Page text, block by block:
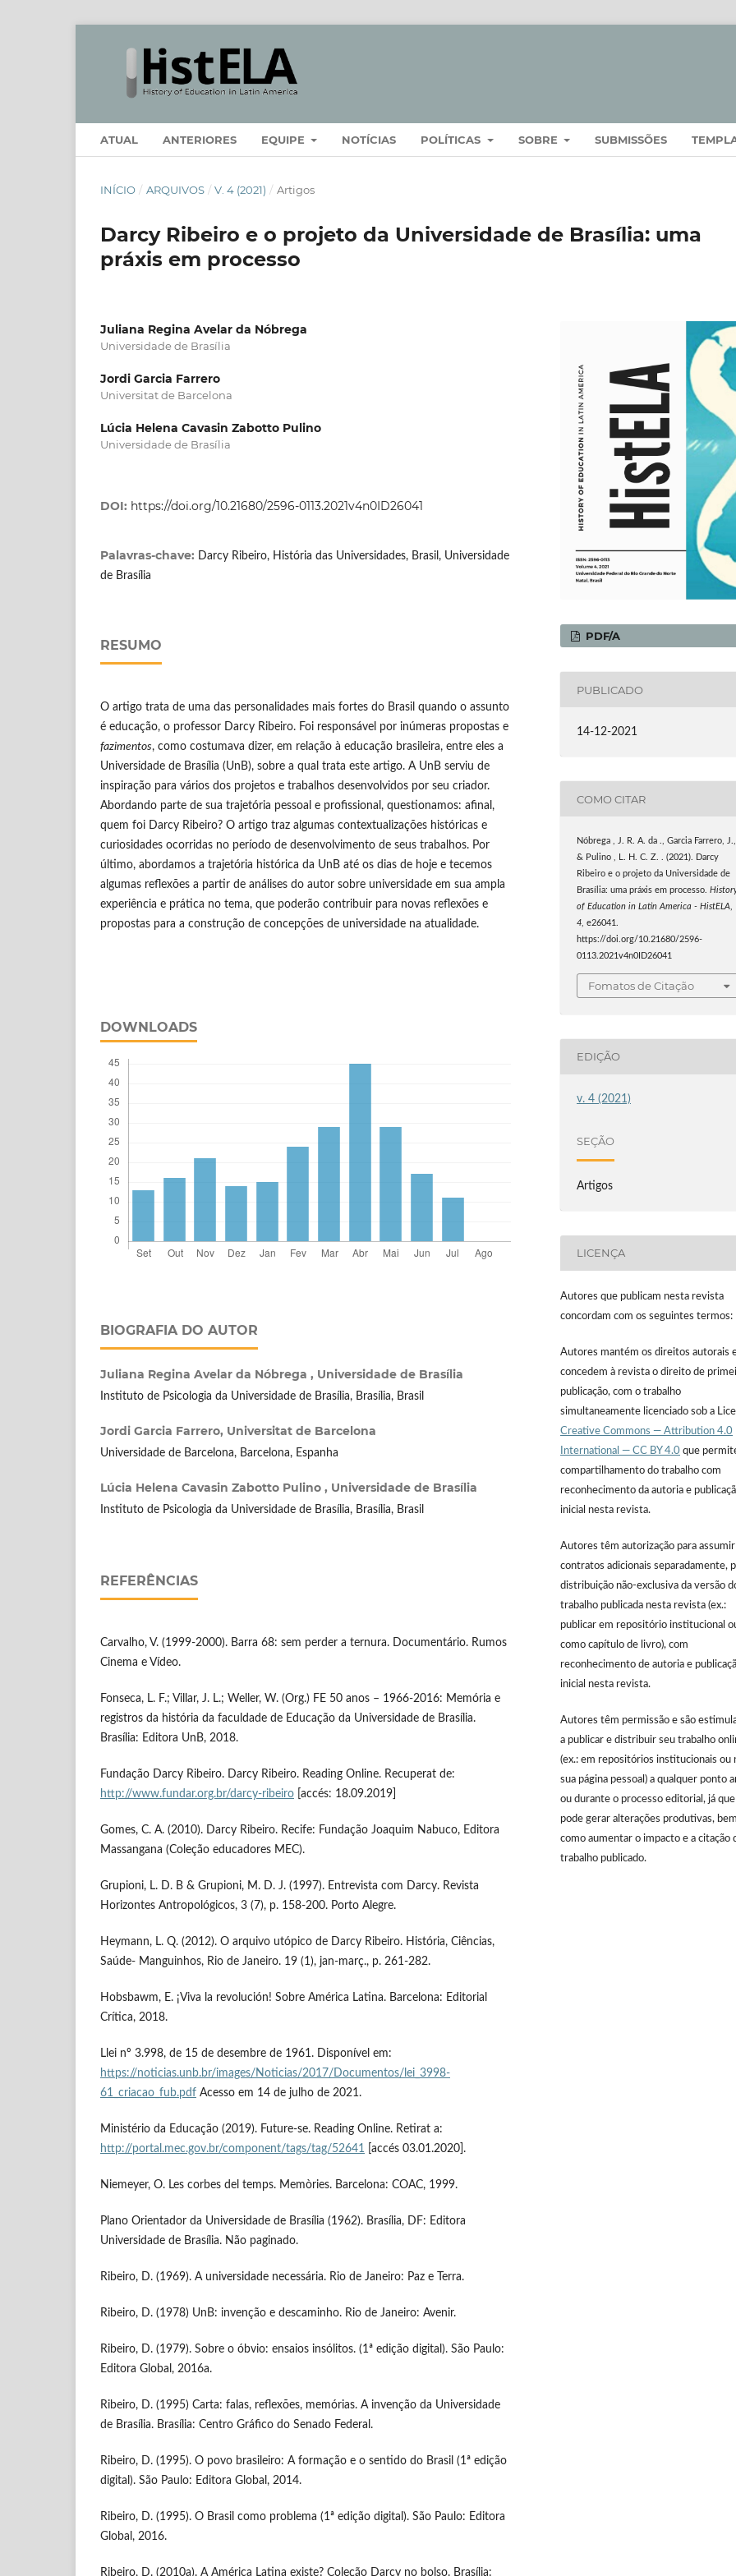
ATUAL ANTERIORES EQUIPE NOTÍCIAS POLÍTICAS SOBRE SUBMISSÕES
INÍCIO / ARQUIVOS / V. 4 (2021) / Artigos
Darcy Ribeiro e o projeto da Universidade de Brasília: uma
práxis em processo
Juliana Regina Avelar da Nóbrega
Universidade de Brasília
Jordi Garcia Farrero
Universitat de Barcelona
Lúcia Helena Cavasin Zabotto Pulino
Universidade de Brasília
DOI: https://doi.org/10.21680/2596-0113.2021v4n0ID26041
Palavras-chave: Darcy Ribeiro, História das Universidades, Brasil, Universidade
de Brasília
RESUMO
O artigo trata de uma das personalidades mais fortes do Brasil quando o assunto
é educação, o professor Darcy Ribeiro. Foi responsável por inúmeras propostas e
fazimentos, como costumava dizer, em relação à educação brasileira, entre eles a
Universidade de Brasília (UnB), sobre a qual trata este artigo. A UnB serviu de
inspiração para vários dos projetos e trabalhos desenvolvidos por seu criador.
Abordando parte de sua trajetória pessoal e profissional, questionamos: afinal,
quem foi Darcy Ribeiro? O artigo traz algumas contextualizações históricas e
curiosidades ocorridas no período de desenvolvimento de seus trabalhos. Por
último, abordamos a trajetória histórica da UnB até os dias de hoje e tecemos
algumas reflexões a partir de análises do autor sobre universidade em sua ampla
experiência e prática no tema, que poderão contribuir para novas reflexões e
propostas para a construção de concepções de universidade na atualidade.
DOWNLOADS
BIOGRAFIA DO AUTOR
Juliana Regina Avelar da Nóbrega , Universidade de Brasília
Instituto de Psicologia da Universidade de Brasília, Brasília, Brasil
Jordi Garcia Farrero, Universitat de Barcelona
Universidade de Barcelona, Barcelona, Espanha
Lúcia Helena Cavasin Zabotto Pulino , Universidade de Brasília
Instituto de Psicologia da Universidade de Brasília, Brasília, Brasil
REFERÊNCIAS
Carvalho, V. (1999-2000). Barra 68: sem perder a ternura. Documentário. Rumos
Cinema e Vídeo.
Fonseca, L. F.; Villar, J. L.; Weller, W. (Org.) FE 50 anos – 1966-2016: Memória e
registros da história da faculdade de Educação da Universidade de Brasília.
Brasília: Editora UnB, 2018.
Fundação Darcy Ribeiro. Darcy Ribeiro. Reading Online. Recuperat de:
http://www.fundar.org.br/darcy-ribeiro [accés: 18.09.2019]
Gomes, C. A. (2010). Darcy Ribeiro. Recife: Fundação Joaquim Nabuco, Editora
Massangana (Coleção educadores MEC).
Grupioni, L. D. B & Grupioni, M. D. J. (1997). Entrevista com Darcy. Revista
Horizontes Antropológicos, 3 (7), p. 158-200. Porto Alegre.
Heymann, L. Q. (2012). O arquivo utópico de Darcy Ribeiro. História, Ciências,
Saúde- Manguinhos, Rio de Janeiro. 19 (1), jan-març., p. 261-282.
Hobsbawm, E. ¡Viva la revolución! Sobre América Latina. Barcelona: Editorial
Crítica, 2018.
Llei nº 3.998, de 15 de desembre de 1961. Disponível em:
https://noticias.unb.br/images/Noticias/2017/Documentos/lei_3998-
61_criacao_fub.pdf Acesso em 14 de julho de 2021.
Ministério da Educação (2019). Future-se. Reading Online. Retirat a:
http://portal.mec.gov.br/component/tags/tag/52641 [accés 03.01.2020].
Niemeyer, O. Les corbes del temps. Memòries. Barcelona: COAC, 1999.
Plano Orientador da Universidade de Brasília (1962). Brasília, DF: Editora
Universidade de Brasília. Não paginado.
Ribeiro, D. (1969). A universidade necessária. Rio de Janeiro: Paz e Terra.
Ribeiro, D. (1978) UnB: invenção e descaminho. Rio de Janeiro: Avenir.
Ribeiro, D. (1979). Sobre o óbvio: ensaios insólitos. (1ª edição digital). São Paulo:
Editora Global, 2016a.
Ribeiro, D. (1995) Carta: falas, reflexões, memórias. A invenção da Universidade
de Brasília. Brasília: Centro Gráfico do Senado Federal.
Ribeiro, D. (1995). O povo brasileiro: A formação e o sentido do Brasil (1ª edição
digital). São Paulo: Editora Global, 2014.
Ribeiro, D. (1995). O Brasil como problema (1ª edição digital). São Paulo: Editora
Global, 2016.
Ribeiro, D. (2010a). A América Latina existe? Coleção Darcy no bolso. Brasília:
PDF/A
PUBLICADO
14-12-2021
COMO CITAR
Nóbrega , J. R. A. da ., Garcia Farrero, J.,
& Pulino , L. H. C. Z. . (2021). Darcy
Ribeiro e o projeto da Universidade de
Brasília: uma práxis em processo.
of Education in Latin America - HistELA,
4, e26041.
https://doi.org/10.21680/2596-
0113.2021v4n0ID26041
Fomatos de Citação
EDIÇÃO
v. 4 (2021)
SEÇÃO
Artigos
LICENÇA
Autores que publicam nesta revista
concordam com os seguintes termos:
Autores mantém os direitos autorais
concedem à revista o direito de
publicação, com o trabalho
simultaneamente licenciado sob a
Creative Commons — Attribution 4.0
International — CC BY 4.0 que
compartilhamento do trabalho com
reconhecimento da autoria e
inicial nesta revista.
Autores têm autorização para assumir
contratos adicionais separadamente,
distribuição não-exclusiva da versão
trabalho publicada nesta revista (ex.:
publicar em repositório institucional
como capítulo de livro), com
reconhecimento de autoria e
inicial nesta revista.
Autores têm permissão e são
a publicar e distribuir seu trabalho
(ex.: em repositórios institucionais ou
sua página pessoal) a qualquer ponto
ou durante o processo editorial, já
pode gerar alterações produtivas, bem
como aumentar o impacto e a citação
trabalho publicado.